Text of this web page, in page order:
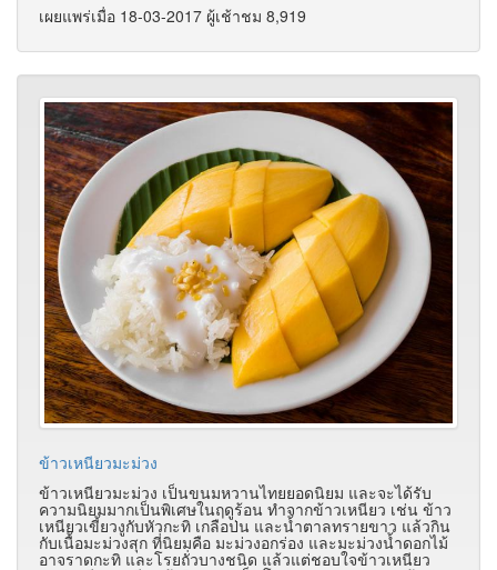
เผยแพร่เมื่อ 18-03-2017 ผู้เช้าชม 8,919
ข้าวเหนียวมะม่วง
ข้าวเหนียวมะม่วง เป็นขนมหวานไทยยอดนิยม และจะได้รับ
ความนิยมมากเป็นพิเศษในฤดูร้อน ทำจากข้าวเหนียว เช่น ข้าว
เหนียวเขี้ยวงูกับหัวกะทิ เกลือป่น และน้ำตาลทรายขาว แล้วกิน
กับเนื้อมะม่วงสุก ที่นิยมคือ มะม่วงอกร่อง และมะม่วงน้ำดอกไม้
อาจราดกะทิ และโรยถั่วบางชนิด แล้วแต่ชอบใจข้าวเหนียว